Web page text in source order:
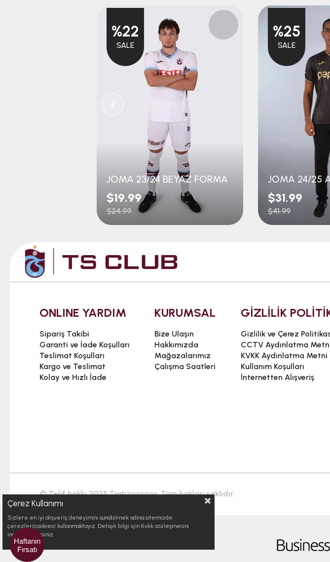
JOMA 23/24 BEYAZ FORMA
$19.99
$24.99
%22
SALE
$31.99
$41.99
%25
SALE
ONLINE YARDIM
Sipariş Takibi
Garanti ve İade Koşulları
Teslimat Koşulları
Kargo ve Teslimat
Kolay ve Hızlı İade
KURUMSAL
Bize Ulaşın
Hakkımızda
Mağazalarımız
Çalışma Saatleri
GİZLİLİK
Gizlilik ve Çerez
CCTV Aydınlatma
KVKK Aydınlatma Metni
Kullanım Koşulları
İnternetten Alışveriş
© Telif hakkı 2025 Trabzonspor. Tüm hakları saklıdır.
Çerez Kullanımı
Sizlere en iyi alışveriş deneyimini sunabilmek adına sitemizde
çerezler(cookies) kullanmaktayız. Detaylı bilgi için Kvkk sözleşmesini
inceleyebilirsiniz.
Haftanın
Fırsatı